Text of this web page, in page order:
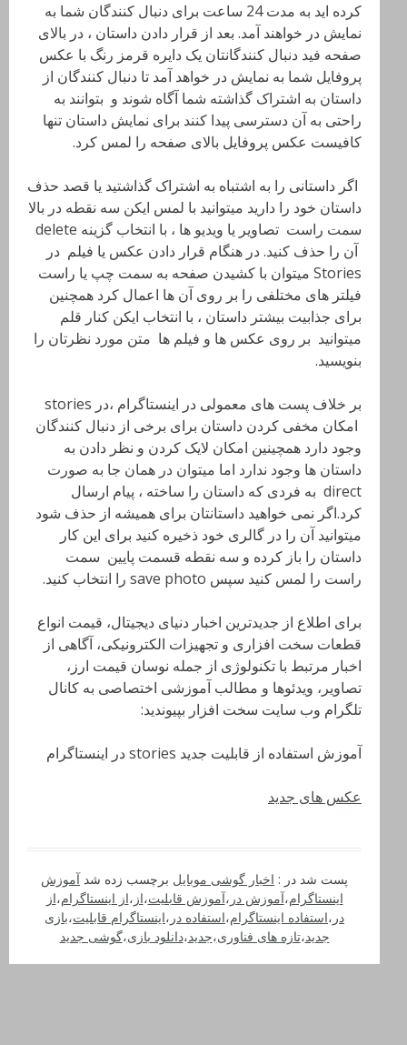
کرده اید به مدت 24 ساعت برای دنبال کنندگان شما به
نمایش در خواهند آمد. بعد از قرار دادن داستان ، در بالای
صفحه فید دنبال کنندگانتان یک دایره قرمز رنگ با عکس
پروفایل شما به نمایش در خواهد آمد تا دنبال کنندگان از
داستان به اشتراک گذاشته شما آگاه شوند و بتوانند به
راحتی به آن دسترسی پیدا کنند برای نمایش داستان تنها
کافیست عکس پروفایل بالای صفحه را لمس کرد.
اگر داستانی را به اشتباه به اشتراک گذاشتید یا قصد حذف
داستان خود را دارید میتوانید با لمس ایکن سه نقطه در بالا
سمت راست تصاویر یا ویدیو ها ، با انتخاب گزینه delete
آن را حذف کنید. در هنگام قرار دادن عکس یا فیلم در
Stories میتوان با کشیدن صفحه به سمت چپ یا راست
فیلتر های مختلفی را بر روی آن ها اعمال کرد همچنین
برای جذابیت بیشتر داستان ، با انتخاب ایکن کنار قلم
میتوانید بر روی عکس ها و فیلم ها متن مورد نظرتان را
بنویسید.
بر خلاف پست های معمولی در اینستاگرام ،در stories
امکان مخفی کردن داستان برای برخی از دنبال کنندگان
وجود دارد همچینین امکان لایک کردن و نظر دادن به
داستان ها وجود ندارد اما میتوان در همان جا به صورت
direct به فردی که داستان را ساخته ، پیام ارسال
کرد.اگر نمی خواهید داستانتان برای همیشه از حذف شود
میتوانید آن را در گالری خود ذخیره کنید برای این کار
داستان را باز کرده و سه نقطه قسمت پایین سمت
راست را لمس کنید سپس save photo را انتخاب کنید.
برای اطلاع از جدیدترین اخبار دنیای دیجیتال، قیمت انواع
قطعات سخت افزاری و تجهیزات الکترونیکی، آگاهی از
اخبار مرتبط با تکنولوژی از جمله نوسان قیمت ارز،
تصاویر، ویدئوها و مطالب آموزشی اختصاصی به کانال
تلگرام وب سایت سخت افزار بپیوندید:
آموزش استفاده از قابلیت جدید stories در اینستاگرام
عکس های جدید
پست شد در : اخبار گوشی موبایل برچسب زده شدآموزش
اینستاگرام،آموزش در ،آموزش قابلیت،از ،از اینستاگرام،از
در ،استفاده اینستاگرام،استفاده در ،اینستاگرام قابلیت،بازی
جدید،تازه های فناوری،جدید،دانلود بازی،گوشی جدید